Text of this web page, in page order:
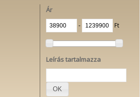
Ár
‐ Ft
Leírás tartalmazza
OK